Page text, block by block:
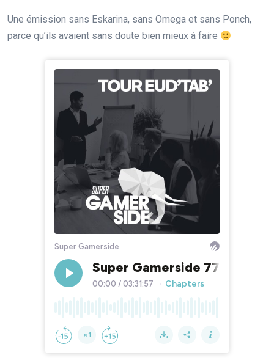
Une émission sans Eskarina, sans Omega et sans Ponch,
parce qu’ils avaient sans doute bien mieux à faire